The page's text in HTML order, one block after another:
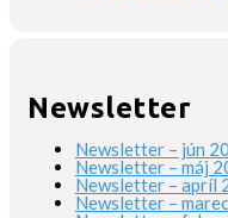
Newsletter
Newsletter – jún
Newsletter – máj
Newsletter – apríl
Newsletter –